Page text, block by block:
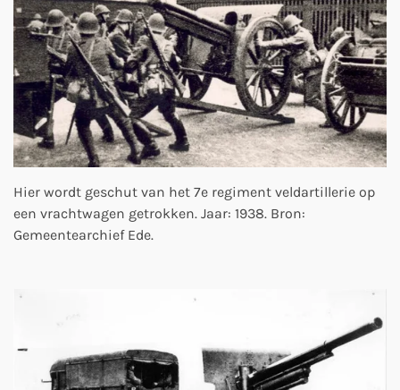
Hier wordt geschut van het 7e regiment veldartillerie op
een vrachtwagen getrokken. Jaar: 1938. Bron:
Gemeentearchief Ede.